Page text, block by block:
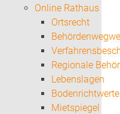
Online Rathaus
Ortsrecht
Regionale
Lebenslagen
Bodenrichtwerte
Mietspiegel